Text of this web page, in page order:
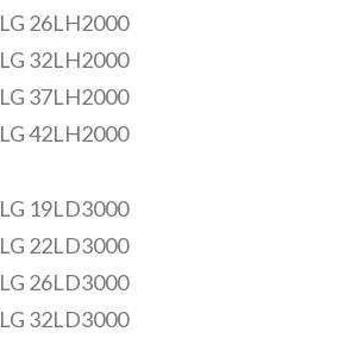
LG 26LH2000
LG 32LH2000
LG 37LH2000
LG 42LH2000
LG 19LD3000
LG 22LD3000
LG 26LD3000
LG 32LD3000